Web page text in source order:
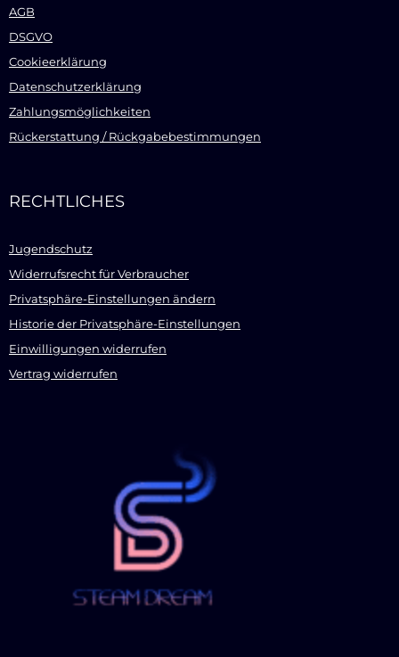
AGB
DSGVO
Cookieerklärung
Datenschutzerklärung
Zahlungsmöglichkeiten
Rückerstattung / Rückgabebestimmungen
RECHTLICHES
Jugendschutz
Widerrufsrecht für Verbraucher
Privatsphäre-Einstellungen ändern
Historie der Privatsphäre-Einstellungen
Einwilligungen widerrufen
Vertrag widerrufen